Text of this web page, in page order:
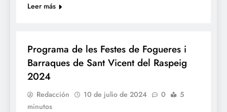
Leer más
Programa de les Festes de Fogueres i
Barraques de Sant Vicent del Raspeig
2024
Redacción 10 de julio de 2024 0
5
minutos